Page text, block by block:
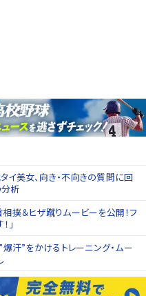
イ美女、向き・不向きの質問に回
分析
相撲＆ヒザ蹴りムービーを公開！フ
」
”爆汗”をかけるトレーニング・ムー